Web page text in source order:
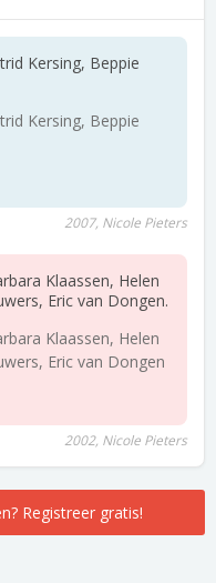
Kersing, Beppie
Kersing, Beppie
2007, Nicole Pieters
Klaassen, Helen
Eric van Dongen.
Klaassen, Helen
Eric van Dongen
2002, Nicole Pieters
Registreer gratis!